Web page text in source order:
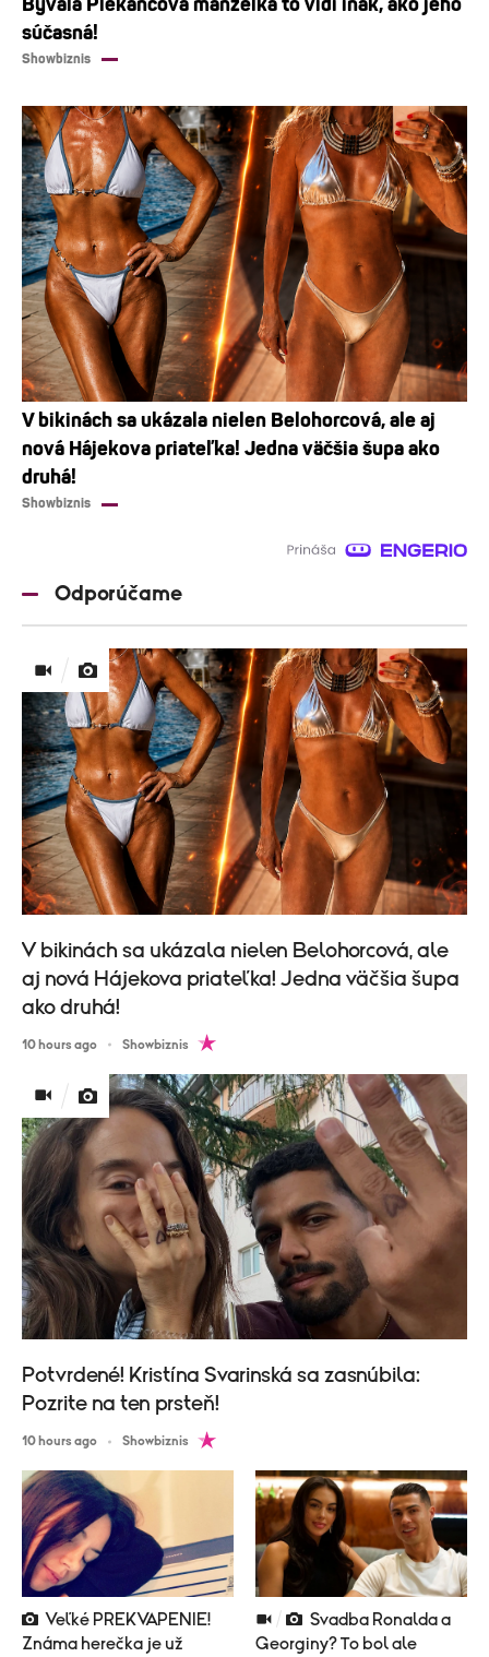
súčasná!
Showbiznis
V bikinách sa ukázala nielen Belohorcová, ale aj
nová Hájekova priateľka! Jedna väčšia šupa ako
druhá!
Showbiznis
Odporúčame
V bikinách sa ukázala nielen Belohorcová, ale
aj nová Hájekova priateľka! Jedna väčšia šupa
ako druhá!
10 hours ago Showbiznis
Potvrdené! Kristína Svarinská sa zasnúbila:
Pozrite na ten prsteň!
10 hours ago Showbiznis
Známa herečka je už
Georginy? To bol ale